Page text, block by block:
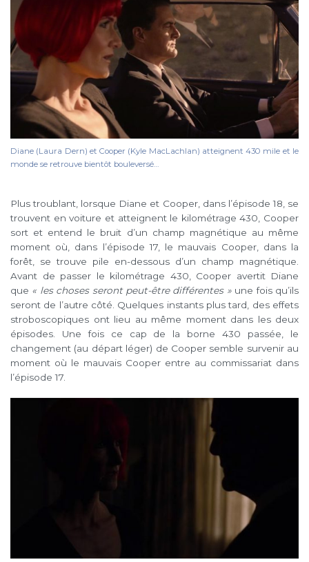
Diane (Laura Dern) et Cooper (Kyle MacLachlan) atteignent 430 mile et le
monde se retrouve bientôt bouleversé…
Plus troublant, lorsque Diane et Cooper, dans l’épisode 18, se
trouvent en voiture et atteignent le kilométrage 430, Cooper
sort et entend le bruit d’un champ magnétique au même
moment où, dans l’épisode 17, le mauvais Cooper, dans la
forêt, se trouve pile en-dessous d’un champ magnétique.
Avant de passer le kilométrage 430, Cooper avertit Diane
que « les choses seront peut-être différentes »une fois qu’ils
seront de l’autre côté. Quelques instants plus tard, des effets
stroboscopiques ont lieu au même moment dans les deux
épisodes. Une fois ce cap de la borne 430 passée, le
changement (au départ léger) de Cooper semble survenir au
moment où le mauvais Cooper entre au commissariat dans
l’épisode 17.